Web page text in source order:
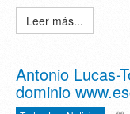
Leer más...
Antonio Lucas-
dominio